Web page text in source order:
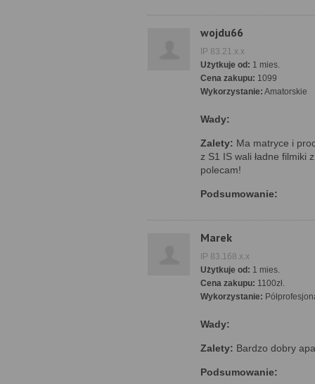
wojdu66
IP 83.21.x.x
Użytkuje od: 1 mies.
Cena zakupu: 1099
Wykorzystanie: Amatorskie
Wady:
Zalety: Ma matryce i
z S1 IS wali ładne filmiki
polecam!
Podsumowanie:
Marek
IP 83.168.x.x
Użytkuje od: 1 mies.
Cena zakupu: 1100zł.
Wykorzystanie:
Wady:
Zalety: Bardzo dobry
Podsumowanie: